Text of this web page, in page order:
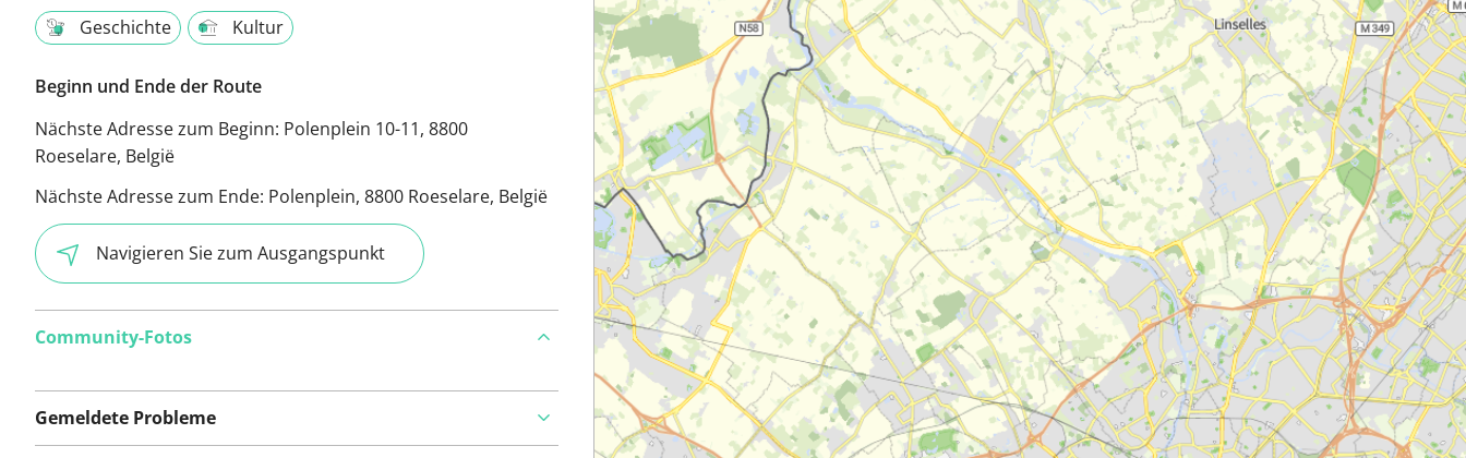
Geschichte Kultur
Beginn und Ende der Route
Nächste Adresse zum Beginn: Polenplein 10-11, 8800
Roeselare, België
Nächste Adresse zum Ende: Polenplein, 8800 Roeselare, België
Navigieren Sie zum Ausgangspunkt
Community-Fotos
Gemeldete Probleme